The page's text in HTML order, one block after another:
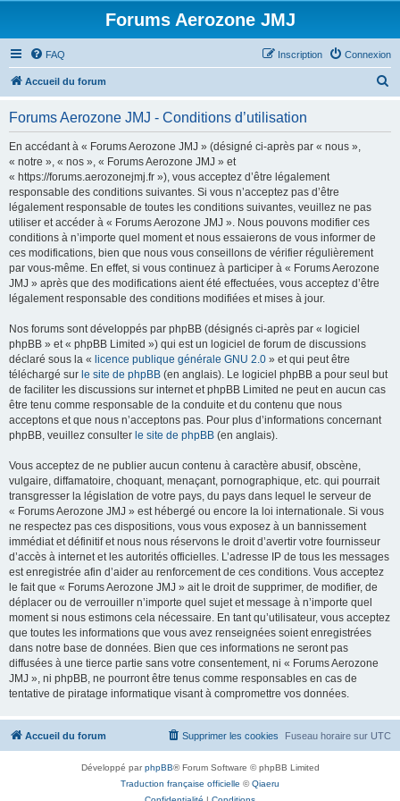
Forums Aerozone JMJ
FAQ Connexion
Inscription
Accueil du forum
Forums Aerozone JMJ - Conditions d’utilisation
En accédant à « Forums Aerozone JMJ » (désigné ci-après par « nous »,
« notre », « nos », « Forums Aerozone JMJ » et
« https://forums.aerozonejmj.fr »), vous acceptez d’être légalement
responsable des conditions suivantes. Si vous n’acceptez pas d’être
légalement responsable de toutes les conditions suivantes, veuillez ne pas
utiliser et accéder à « Forums Aerozone JMJ ». Nous pouvons modifier ces
conditions à n’importe quel moment et nous essaierons de vous informer de
ces modifications, bien que nous vous conseillons de vérifier régulièrement
par vous-même. En effet, si vous continuez à participer à « Forums Aerozone
JMJ » après que des modifications aient été effectuées, vous acceptez d’être
légalement responsable des conditions modifiées et mises à jour.
Nos forums sont développés par phpBB (désignés ci-après par « logiciel
phpBB » et « phpBB Limited ») qui est un logiciel de forum de discussions
déclaré sous la « licence publique générale GNU 2.0 » et qui peut être
téléchargé sur le site de phpBB (en anglais). Le logiciel phpBB a pour seul but
de faciliter les discussions sur internet et phpBB Limited ne peut en aucun cas
être tenu comme responsable de la conduite et du contenu que nous
acceptons et que nous n’acceptons pas. Pour plus d’informations concernant
phpBB, veuillez consulter le site de phpBB (en anglais).
Vous acceptez de ne publier aucun contenu à caractère abusif, obscène,
vulgaire, diffamatoire, choquant, menaçant, pornographique, etc. qui pourrait
transgresser la législation de votre pays, du pays dans lequel le serveur de
« Forums Aerozone JMJ » est hébergé ou encore la loi internationale. Si vous
ne respectez pas ces dispositions, vous vous exposez à un bannissement
immédiat et définitif et nous nous réservons le droit d’avertir votre fournisseur
d’accès à internet et les autorités officielles. L’adresse IP de tous les messages
est enregistrée afin d’aider au renforcement de ces conditions. Vous acceptez
le fait que « Forums Aerozone JMJ » ait le droit de supprimer, de modifier, de
déplacer ou de verrouiller n’importe quel sujet et message à n’importe quel
moment si nous estimons cela nécessaire. En tant qu’utilisateur, vous acceptez
que toutes les informations que vous avez renseignées soient enregistrées
dans notre base de données. Bien que ces informations ne seront pas
diffusées à une tierce partie sans votre consentement, ni « Forums Aerozone
JMJ », ni phpBB, ne pourront être tenus comme responsables en cas de
tentative de piratage informatique visant à compromettre vos données.
Accueil du forum Fuseau horaire sur UTC
Supprimer les cookies
Développé parphpBB® Forum Software © phpBB Limited
Traduction française officielle ©Qiaeru